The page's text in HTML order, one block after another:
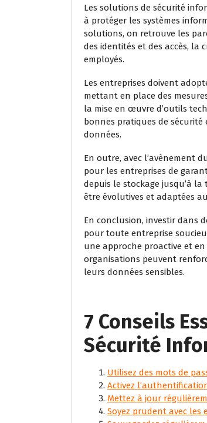
Les solutions de sécurité
à protéger les systèmes
solutions, on retrouve les
des identités et des accès, la
employés.
Les entreprises doivent
mettant en place des
la mise en œuvre d’outils
bonnes pratiques de sécurité
données.
En outre, avec l’avènement
pour les entreprises de
depuis le stockage jusqu’à
être évolutives et adaptées
En conclusion, investir dans
pour toute entreprise
une approche proactive et
organisations peuvent
leurs données sensibles.
7 Conseils
Sécurité
Utilisez des mots de
Activez
Mettez à jour
Soyez prudent avec les